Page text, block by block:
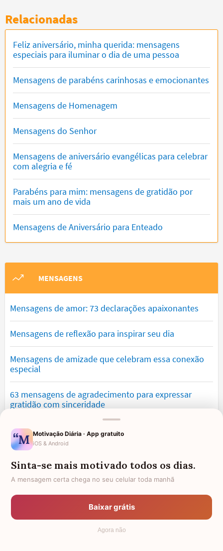
Relacionadas
Feliz aniversário, minha querida: mensagens
especiais para iluminar o dia de uma pessoa
Mensagens de parabéns carinhosas e emocionantes
Mensagens de Homenagem
Mensagens do Senhor
Mensagens de aniversário evangélicas para celebrar
com alegria e fé
Parabéns para mim: mensagens de gratidão por
mais um ano de vida
Mensagens de Aniversário para Enteado
MENSAGENS
Mensagens de amor: 73 declarações apaixonantes
Mensagens de reflexão para inspirar seu dia
Mensagens de amizade que celebram essa conexão
especial
63 mensagens de agradecimento para expressar
gratidão com sinceridade
Mensagens de saudade que tocam o coração e
expressam falta
Mensagens de otimismo que vão encher você de
confiança
Mensagens para namorado: declare o seu amor com
Motivação Diária · App gratuito
iOS & Android
Sinta-se mais motivado todos os dias.
A mensagem certa chega no seu celular toda manhã
Baixar grátis
Agora não